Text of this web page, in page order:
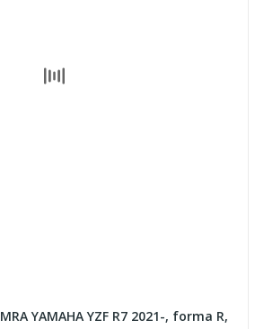
YAMAHA YZF R7 2021-, forma R,